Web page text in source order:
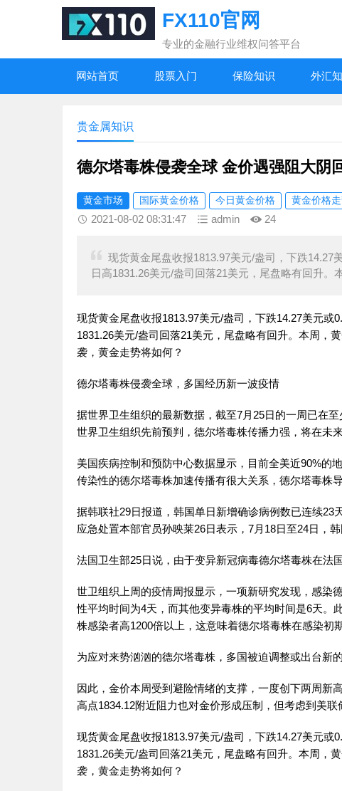
FX110官网
专业的金融行业维权问答平台
网站首页 股票入门 保险知识 外汇
贵金属知识
德尔塔毒株侵袭全球 金价遇强阻大阴
黄金市场 国际黄金价格 今日黄金价格 黄金价格
2021-08-02 08:31:47 admin 24
现货黄金尾盘收报1813.97美元/盎司，下跌14.27
日高1831.26美元/盎司回落21美元，尾盘略有回升。
现货黄金尾盘收报1813.97美元/盎司，下跌14.27美元
1831.26美元/盎司回落21美元，尾盘略有回升。本周，
袭，黄金走势将如何？
德尔塔毒株侵袭全球，多国经历新一波疫情
据世界卫生组织的最新数据，截至7月25日的一周已在
世界卫生组织先前预判，德尔塔毒株传播力强，将在未
美国疾病控制和预防中心数据显示，目前全美近90%的
传染性的德尔塔毒株加速传播有很大关系，德尔塔毒株
据韩联社29日报道，韩国单日新增确诊病例数已连续
应急处置本部官员孙映莱26日表示，7月18日至24日，
法国卫生部25日说，由于变异新冠病毒德尔塔毒株在法
世卫组织上周的疫情周报显示，一项新研究发现，感染
性平均时间为4天，而其他变异毒株的平均时间是6天。
株感染者高1200倍以上，这意味着德尔塔毒株在感染初
为应对来势汹汹的德尔塔毒株，多国被迫调整或出台新的
因此，金价本周受到避险情绪的支撑，一度创下两周新
高点1834.12附近阻力也对金价形成压制，但考虑到美
现货黄金尾盘收报1813.97美元/盎司，下跌14.27美元
1831.26美元/盎司回落21美元，尾盘略有回升。本周，
袭，黄金走势将如何？